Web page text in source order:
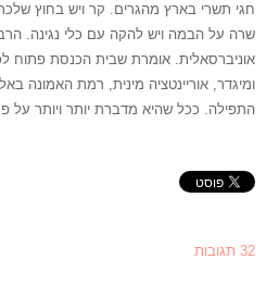
חגי תשרי בארץ מהגרים. קר ויש בחוץ
שרה על הבמה ויש להקה עם כלי נגינה.
אוניברסאלית. אומרת שבית הכנסת פתוח
ומיגדר, אוריינטציה מינית, רמת האמונה
התפילה. ככל שהיא מדברת יותר ויותר על
32 תגובות